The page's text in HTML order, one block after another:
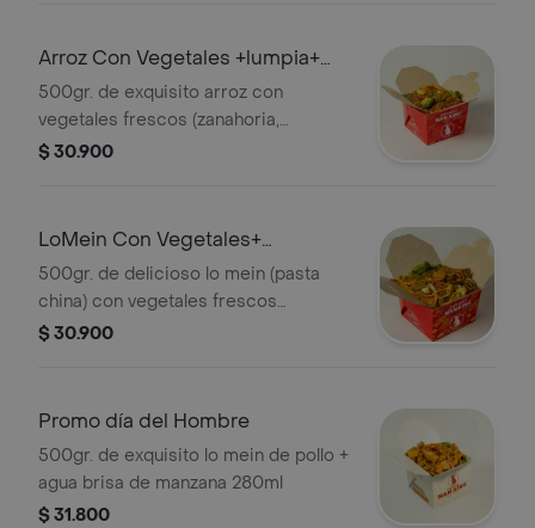
Arroz Con Vegetales +lumpia+
brisa mnzna
500gr. de exquisito arroz con
vegetales frescos (zanahoria,
pimentón, cebolla, champiñones,
zanahorita y un toque de jamón con
especisa que e dan ese sabor único y
oriental) + agua brisa manzana 280ml
$ 30.900
LoMein Con Vegetales+
lumpia+brisa mnzna
500gr. de delicioso lo mein (pasta
china) con vegetales frescos
(zanahoria, pimentón, cebolla,
vegetal (repollo, zanahoria y un toque
ese sabor único y oriental) + agua
brisa manzana 280ml
$ 30.900
Promo día del Hombre
500gr. de exquisito lo mein de pollo +
agua brisa de manzana 280ml
$ 31.800